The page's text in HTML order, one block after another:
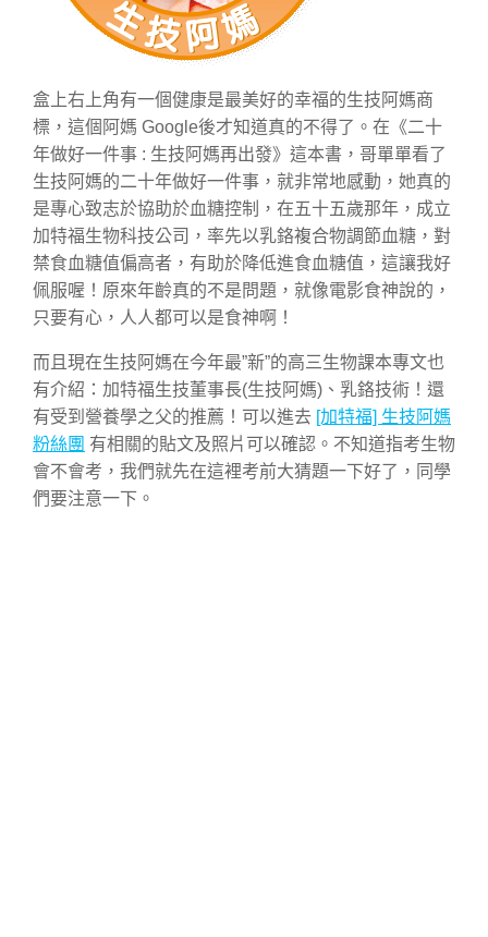
盒上右上角有一個健康是最美好的幸福的生技阿媽商
標，這個阿媽 Google後才知道真的不得了。在《二十
年做好一件事 : 生技阿媽再出發》這本書，哥單單看了
生技阿媽的二十年做好一件事，就非常地感動，她真的
是專心致志於協助於血糖控制，在五十五歲那年，成立
加特福生物科技公司，率先以乳鉻複合物調節血糖，對
禁食血糖值偏高者，有助於降低進食血糖值，這讓我好
佩服喔！原來年齡真的不是問題，就像電影食神說的，
只要有心，人人都可以是食神啊！
而且現在生技阿媽在今年最”新”的高三生物課本專文也
有介紹：加特福生技董事長(生技阿媽)、乳鉻技術！還
有受到營養學之父的推薦！可以進去 [加特福] 生技阿媽
粉絲團 有相關的貼文及照片可以確認。不知道指考生物
會不會考，我們就先在這裡考前大猜題一下好了，同學
們要注意一下。